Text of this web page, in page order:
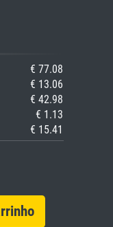
€ 77.08
€ 13.06
€ 42.98
€ 1.13
€ 15.41